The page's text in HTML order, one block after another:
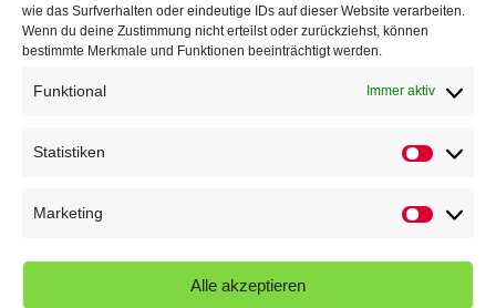
wie das Surfverhalten oder eindeutige IDs auf dieser Website verarbeiten.
Wenn du deine Zustimmung nicht erteilst oder zurückziehst, können
bestimmte Merkmale und Funktionen beeinträchtigt werden.
Funktional Immer aktiv
Statistiken
Marketing
Alle akzeptieren
Höffner Run
Kindersportfest